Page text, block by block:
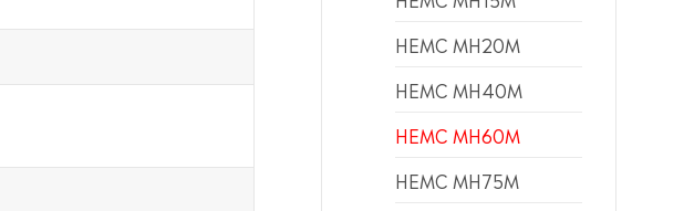
HEMC MH20M
HEMC MH40M
HEMC MH60M
HEMC MH75M